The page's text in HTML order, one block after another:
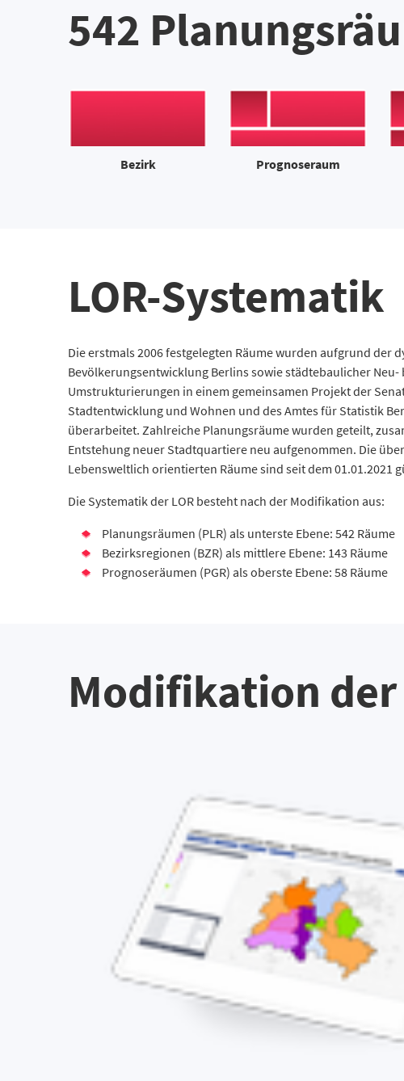
542
Bezirk Prognoseraum
LOR-Systematik
Die erstmals 2006 festgelegten Räume wurden aufgrund der
Bevölkerungsentwicklung Berlins sowie städtebaulicher Neu-
Umstrukturierungen in einem gemeinsamen Projekt der
Stadtentwicklung und Wohnen und des Amtes für Statistik
überarbeitet. Zahlreiche Planungsräume wurden geteilt,
Entstehung neuer Stadtquartiere neu aufgenommen. Die
Lebensweltlich orientierten Räume sind seit dem 01.01.2021
Die Systematik der LOR besteht nach der Modifikation aus:
Planungsräumen (PLR) als unterste Ebene: 542 Räume
Bezirksregionen (BZR) als mittlere Ebene: 143 Räume
Prognoseräumen (PGR) als oberste Ebene: 58 Räume
Modifikation